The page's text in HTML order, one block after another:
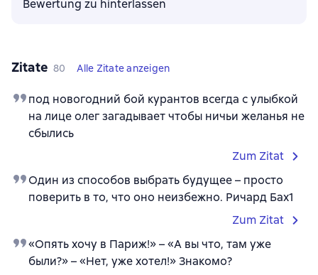
Bewertung zu hinterlassen
Zitate 80 Alle Zitate anzeigen
под новогодний бой курантов всегда с улыбкой
на лице олег загадывает чтобы ничьи желанья не
сбылись
Zum Zitat
Один из способов выбрать будущее – просто
поверить в то, что оно неизбежно. Ричард Бах1
Zum Zitat
«Опять хочу в Париж!» – «А вы что, там уже
были?» – «Нет, уже хотел!» Знакомо?